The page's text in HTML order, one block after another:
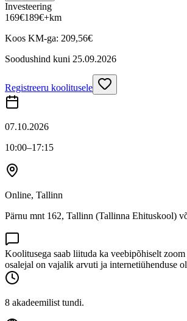
Investeering
169€189€+km
Koos KM-ga: 209,56€
Soodushind kuni 25.09.2026
Registreeru koolitusele
07.10.2026
10:00–17:15
Online, Tallinn
Pärnu mnt 162, Tallinn (Tallinna Ehituskool)
Koolitusega saab liituda ka veebipõhiselt
osalejal on vajalik arvuti ja internetiühenduse
8 akadeemilist tundi.